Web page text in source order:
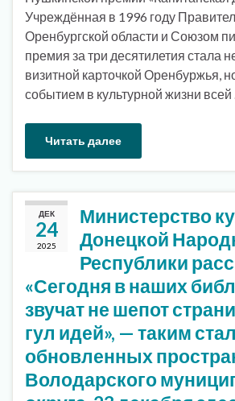
Учреждённая в 1996 году
Оренбургской области и Союзом
премия за три десятилетия стала
визитной карточкой Оренбуржья,
событием в культурной жизни
Читать далее
ДЕК
24
2025
Министерство
Донецкой
Республики
«Сегодня в наших
звучат не шепот
гул идей», — таким
обновленных
Володарского